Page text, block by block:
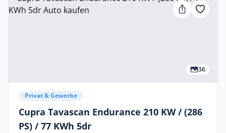
36
Privat & Gewerbe
Cupra Tavascan Endurance 210 KW / (286
PS) / 77 KWh 5dr